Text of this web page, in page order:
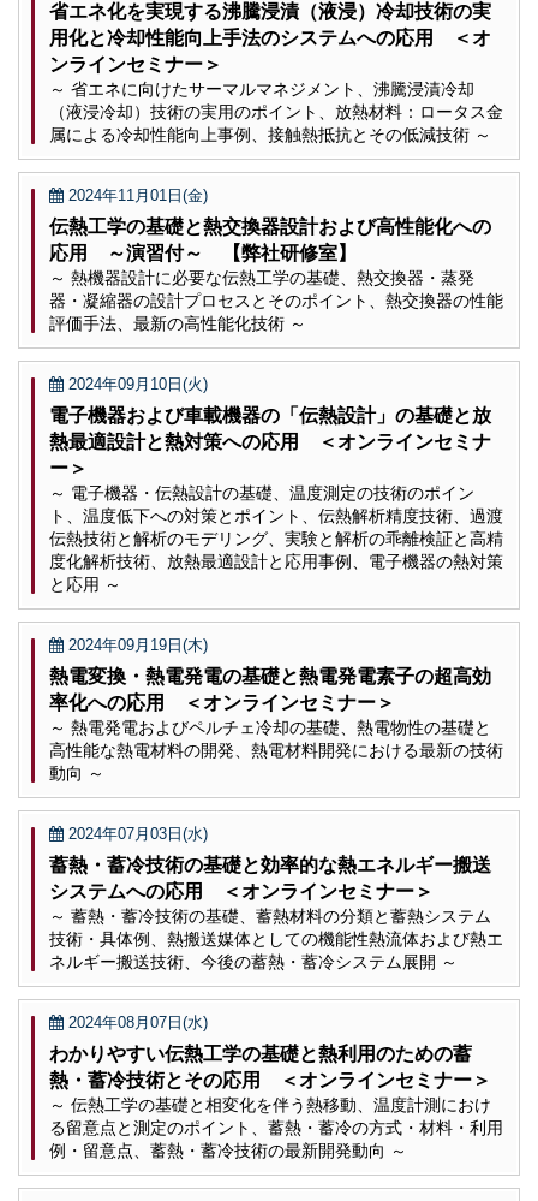
省エネ化を実現する沸騰浸漬（液浸）冷却技術の実
用化と冷却性能向上手法のシステムへの応用 ＜オ
ンラインセミナー＞
～ 省エネに向けたサーマルマネジメント、沸騰浸漬冷却
（液浸冷却）技術の実用のポイント、放熱材料：ロータス金
属による冷却性能向上事例、接触熱抵抗とその低減技術 ～
2024年11月01日(金)
伝熱工学の基礎と熱交換器設計および高性能化への
応用 ～演習付～ 【弊社研修室】
～ 熱機器設計に必要な伝熱工学の基礎、熱交換器・蒸発
器・凝縮器の設計プロセスとそのポイント、熱交換器の性能
評価手法、最新の高性能化技術 ～
2024年09月10日(火)
電子機器および車載機器の「伝熱設計」の基礎と放
熱最適設計と熱対策への応用 ＜オンラインセミナ
ー＞
～ 電子機器・伝熱設計の基礎、温度測定の技術のポイン
ト、温度低下への対策とポイント、伝熱解析精度技術、過渡
伝熱技術と解析のモデリング、実験と解析の乖離検証と高精
度化解析技術、放熱最適設計と応用事例、電子機器の熱対策
と応用 ～
2024年09月19日(木)
熱電変換・熱電発電の基礎と熱電発電素子の超高効
率化への応用 ＜オンラインセミナー＞
～ 熱電発電およびペルチェ冷却の基礎、熱電物性の基礎と
高性能な熱電材料の開発、熱電材料開発における最新の技術
動向 ～
2024年07月03日(水)
蓄熱・蓄冷技術の基礎と効率的な熱エネルギー搬送
システムへの応用 ＜オンラインセミナー＞
～ 蓄熱・蓄冷技術の基礎、蓄熱材料の分類と蓄熱システム
技術・具体例、熱搬送媒体としての機能性熱流体および熱エ
ネルギー搬送技術、今後の蓄熱・蓄冷システム展開 ～
2024年08月07日(水)
わかりやすい伝熱工学の基礎と熱利用のための蓄
熱・蓄冷技術とその応用 ＜オンラインセミナー＞
～ 伝熱工学の基礎と相変化を伴う熱移動、温度計測におけ
る留意点と測定のポイント、蓄熱・蓄冷の方式・材料・利用
例・留意点、蓄熱・蓄冷技術の最新開発動向 ～